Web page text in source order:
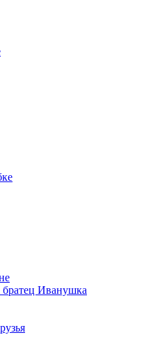
Иванушка